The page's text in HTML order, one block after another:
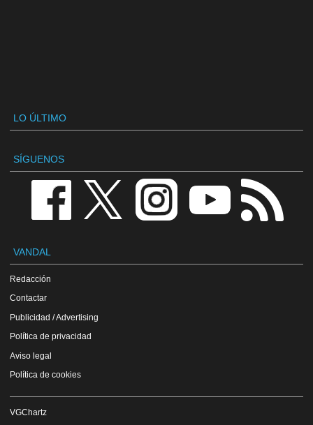
LO ÚLTIMO
SÍGUENOS
VANDAL
Redacción
Contactar
Publicidad / Advertising
Política de privacidad
Aviso legal
Política de cookies
VGChartz